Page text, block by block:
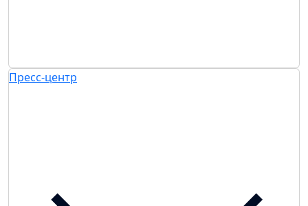
Пресс-центр